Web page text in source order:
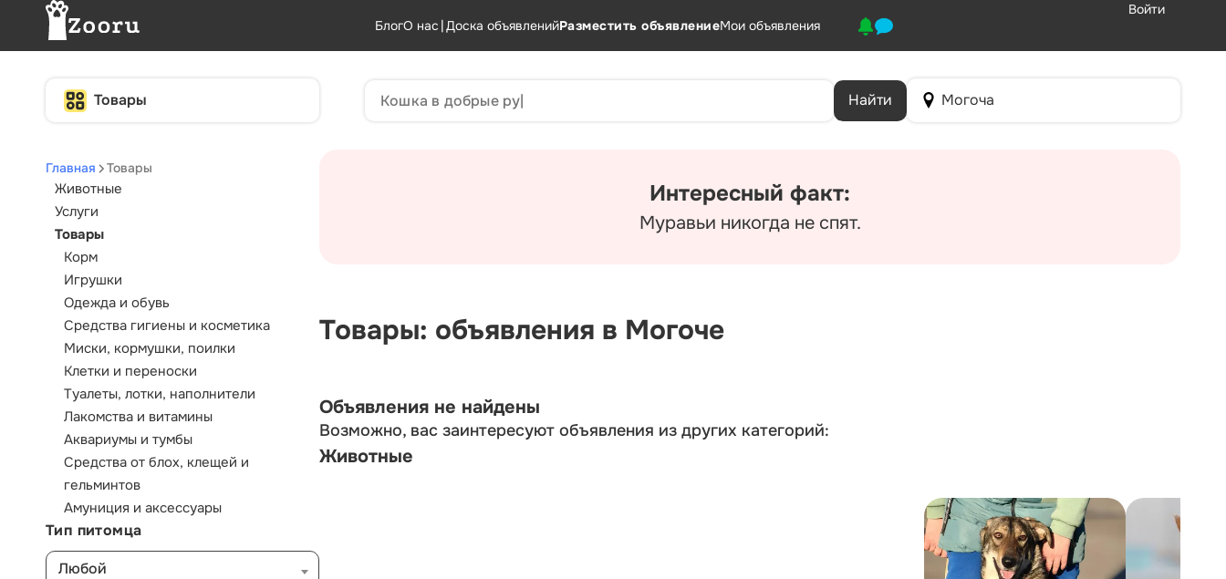
БлогО нас |Доска объявленийРазместить объявлениеМои объявления
Войти
Товары Найти Могоча
Главная Товары
Животные
Услуги
Товары
Корм
Игрушки
Одежда и обувь
Средства гигиены и косметика
Миски, кормушки, поилки
Клетки и переноски
Туалеты, лотки, наполнители
Лакомства и витамины
Аквариумы и тумбы
Средства от блох, клещей и
гельминтов
Амуниция и аксессуары
Тип питомца
Любой
Интересный факт:
Муравьи никогда не спят.
Товары: объявления в Могоче
Объявления не найдены
Возможно, вас заинтересуют объявления из других категорий:
Животные